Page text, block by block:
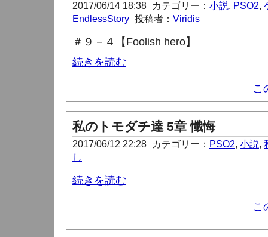
2017/06/14 18:38 カテゴリー： 小説, PSO2,
EndlessStory 投稿者： Viridis
＃９－４【Foolish hero】
続きを読む
こ
私のトモダチ達 5章 懺悔
2017/06/12 22:28 カテゴリー： PSO2, 小説,
し
続きを読む
こ